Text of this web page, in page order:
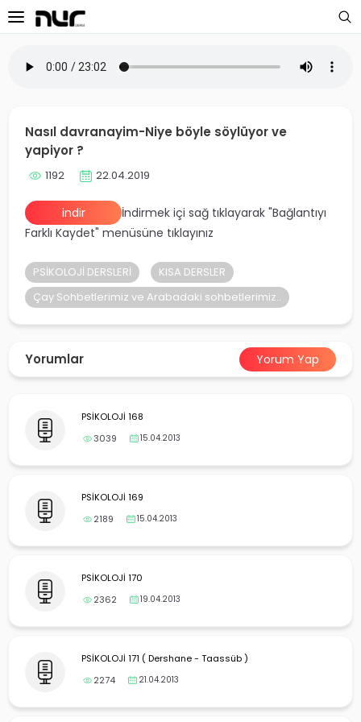
Dersleri
Dersler
Dersleri
Dersler
Nasıl davranayim-Niye böyle söylüyor ve
yapiyor ?
1192 22.04.2019
indir
İndirmek içi sağ tıklayarak "Bağlantıyı
Farklı Kaydet" menüsüne tıklayınız
PSİKOLOJİ DERSLERİ
KISA DERSLER
Çay Sohbetlerimiz ve Arabadaki sohbetlerimiz..
Yorumlar Yorum Yap
PSİKOLOJİ 168
3039
15.04.2013
PSİKOLOJİ 169
2189
15.04.2013
PSİKOLOJİ 170
2362
19.04.2013
PSİKOLOJİ 171 ( Dershane - Taassüb )
2274
21.04.2013